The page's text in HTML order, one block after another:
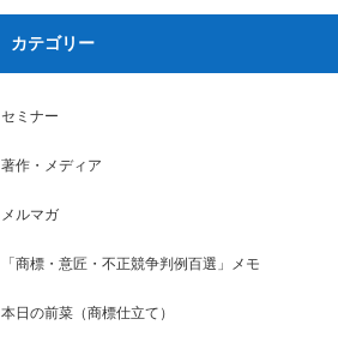
カテゴリー
セミナー
著作・メディア
メルマガ
「商標・意匠・不正競争判例百選」メモ
本日の前菜（商標仕立て）